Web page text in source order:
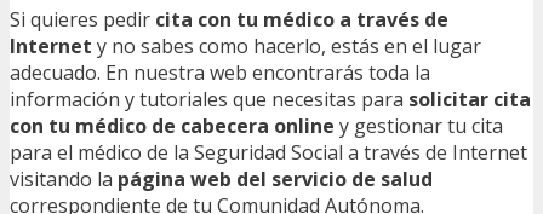
Si quieres pedir cita con tu médico a través de
Internet y no sabes como hacerlo, estás en el lugar
adecuado. En nuestra web encontrarás toda la
información y tutoriales que necesitas para solicitar cita
con tu médico de cabecera online y gestionar tu cita
para el médico de la Seguridad Social a través de Internet
visitando la página web del servicio de salud
correspondiente de tu Comunidad Autónoma.